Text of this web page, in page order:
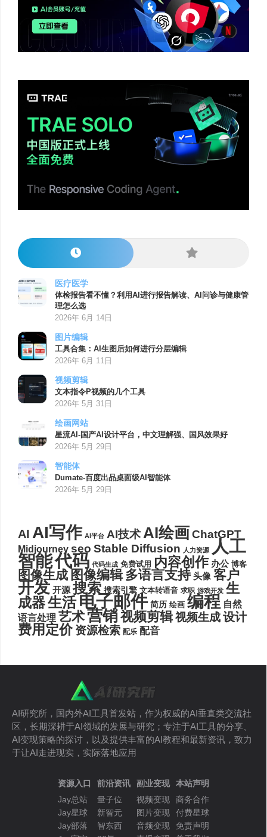
医疗医学
体检报告看不懂？利用AI进行报告解读、AI问诊与健康管
理怎么选
2026年 6月 14日
图片编辑
工具合集：AI生图后如何进行分层编辑
2026年 6月 11日
视频剪辑
文本指令P视频的几个工具
2026年 5月 31日
绘画网站
星流AI-国产AI设计平台，中文理解强、国风效果好
2026年 5月 29日
智能体
Dumate-百度出品桌面级AI智能体
2026年 5月 29日
AI AI写作 AI平台 AI技术AI绘画ChatGPT
Midjourney seo Stable Diffusion 人力资源 人工
智能代码 代码生成 免费试用 内容创作 办公 博客
图像生成 图像编辑 多语言支持 头像 客户
开发 开源 搜索 搜索引擎 文本转语音 求职 游戏开发 生
成器生活电子邮件 简历 绘画 编程 自然
语言处理 艺术营销视频剪辑视频生成设计
费用定价 资源检索 配乐 配音
AI研究所，国内外AI工具首发站，作为权威的AI垂直类交流社
区，长期深耕于AI领域的发展与研究；专注于AI工具的分享、
AI变现策略的探讨，以及提供丰富的AI教程和最新资讯，致力
于让AI走进现实，实际落地应用
资源入口
Jay总站
Jay星球
Jay部落
前沿资讯
量子位
新智元
智东西
副业变现
视频变现
图片变现
音频变现
本站声明
商务合作
付费星球
免责声明